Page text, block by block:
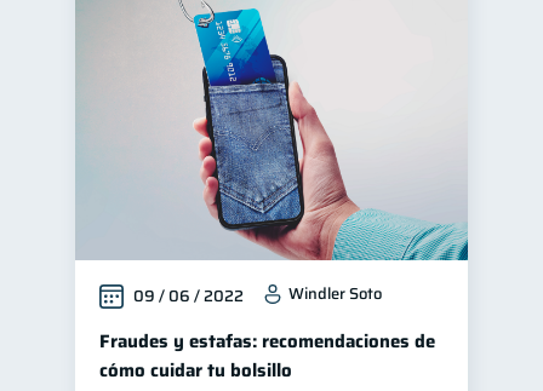
09 / 06 / 2022 Windler Soto
Fraudes y estafas: recomendaciones de
cómo cuidar tu bolsillo